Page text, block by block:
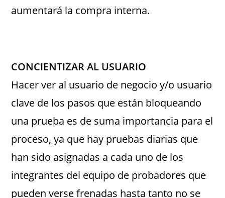
aumentará la compra interna.
CONCIENTIZAR AL USUARIO
Hacer ver al usuario de negocio y/o usuario
clave de los pasos que están bloqueando
una prueba es de suma importancia para el
proceso, ya que hay pruebas diarias que
han sido asignadas a cada uno de los
integrantes del equipo de probadores que
pueden verse frenadas hasta tanto no se